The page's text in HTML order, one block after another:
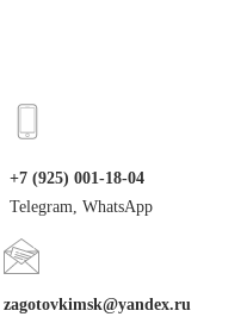
+7 (925) 001-18-04
Telegram, WhatsApp
zagotovkimsk@yandex.ru